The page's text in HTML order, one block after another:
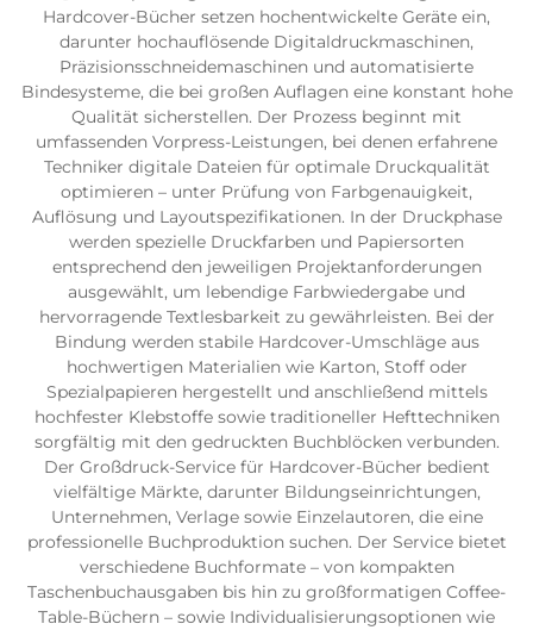
Hardcover-Bücher setzen hochentwickelte Geräte ein,
darunter hochauflösende Digitaldruckmaschinen,
Präzisionsschneidemaschinen und automatisierte
Bindesysteme, die bei großen Auflagen eine konstant hohe
Qualität sicherstellen. Der Prozess beginnt mit
umfassenden Vorpress-Leistungen, bei denen erfahrene
Techniker digitale Dateien für optimale Druckqualität
optimieren – unter Prüfung von Farbgenauigkeit,
Auflösung und Layoutspezifikationen. In der Druckphase
werden spezielle Druckfarben und Papiersorten
entsprechend den jeweiligen Projektanforderungen
ausgewählt, um lebendige Farbwiedergabe und
hervorragende Textlesbarkeit zu gewährleisten. Bei der
Bindung werden stabile Hardcover-Umschläge aus
hochwertigen Materialien wie Karton, Stoff oder
Spezialpapieren hergestellt und anschließend mittels
hochfester Klebstoffe sowie traditioneller Hefttechniken
sorgfältig mit den gedruckten Buchblöcken verbunden.
Der Großdruck-Service für Hardcover-Bücher bedient
vielfältige Märkte, darunter Bildungseinrichtungen,
Unternehmen, Verlage sowie Einzelautoren, die eine
professionelle Buchproduktion suchen. Der Service bietet
verschiedene Buchformate – von kompakten
Taschenbuchausgaben bis hin zu großformatigen Coffee-
Table-Büchern – sowie Individualisierungsoptionen wie